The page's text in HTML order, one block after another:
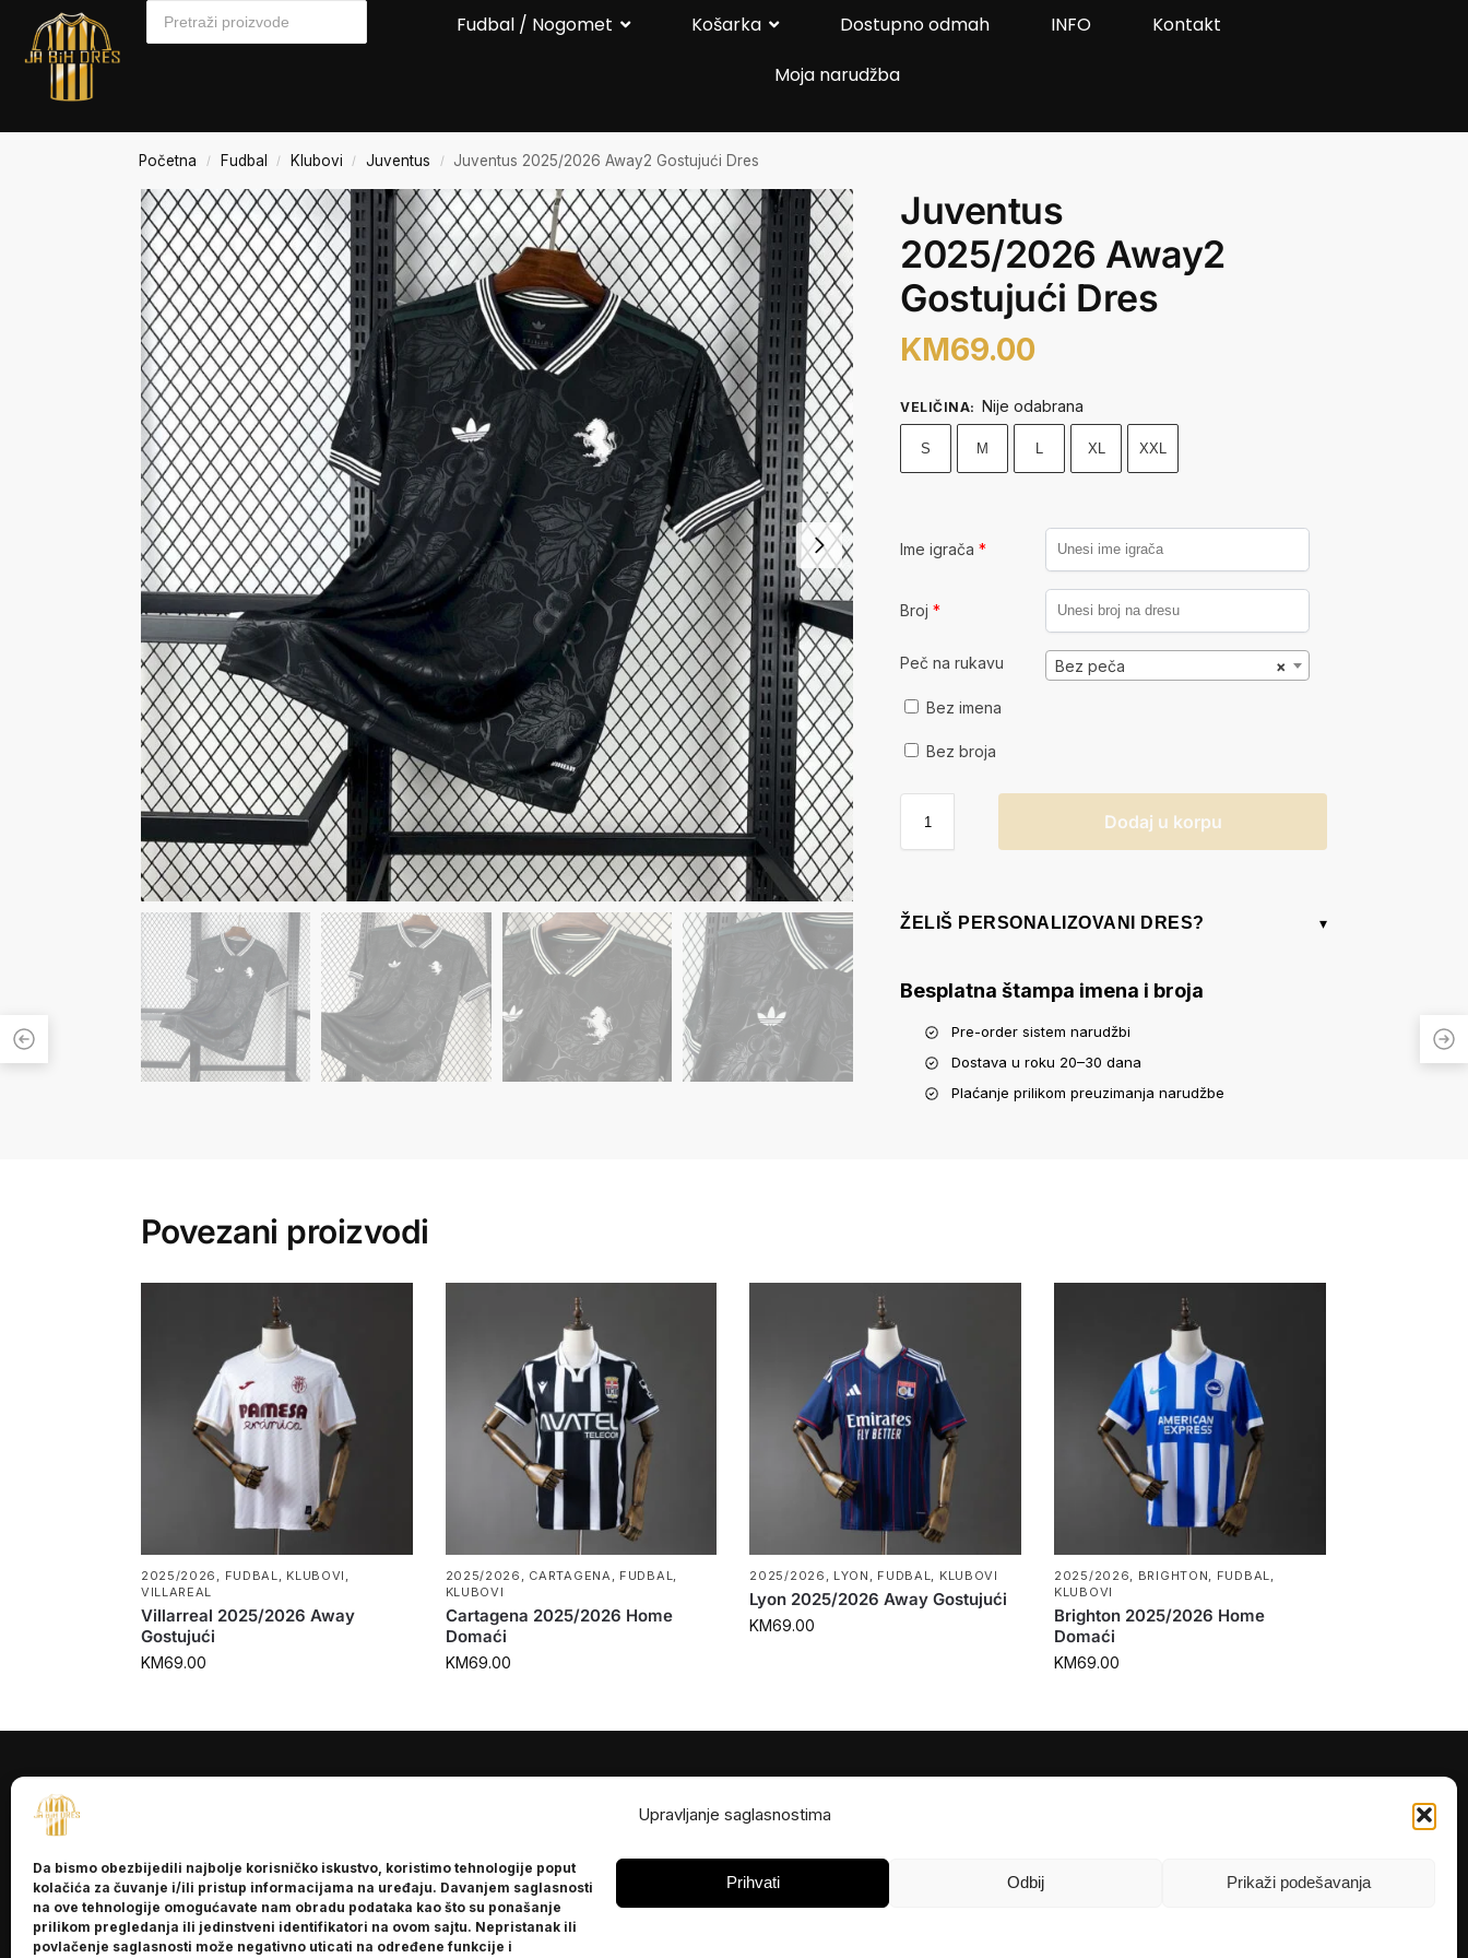
Upravljanje saglasnostima
Da bismo obezbijedili najbolje korisničko iskustvo, koristimo tehnologije poput
kolačića za čuvanje i/ili pristup informacijama na uređaju. Davanjem saglasnosti
na ove tehnologije omogućavate nam obradu podataka kao što su ponašanje
prilikom pregledanja ili jedinstveni identifikatori na ovom sajtu. Nepristanak ili
povlačenje saglasnosti može negativno uticati na određene funkcije i
Prihvati Odbij Prikaži podešavanja
Fudbal / Nogomet Košarka Dostupno odmah INFO
Kontakt
Moja narudžba
Početna / Fudbal / Klubovi / Juventus / Juventus 2025/2026 Away2 Gostujući Dres
Juventus
2025/2026 Away2
Gostujući Dres
KM69.00
VELIČINA: Nije odabrana
S M L XL XXL
Ime igrača*
Broj*
Peč na rukavu ×
Bez peča
Bez imena
Bez broja
Dodaj u korpu
ŽELIŠ PERSONALIZOVANI DRES? ▾
Besplatna štampa imena i broja
Pre-order sistem narudžbi
Dostava u roku 20–30 dana
Plaćanje prilikom preuzimanja narudžbe
Povezani proizvodi
2025/2026 FUDBAL KLUBOVI
VILLAREAL
Villarreal 2025/2026 Away
Gostujući
KM69.00
2025/2026 CARTAGENA FUDBAL
KLUBOVI
Cartagena 2025/2026 Home
Domaći
KM69.00
2025/2026 LYON FUDBAL KLUBOVI
Lyon 2025/2026 Away Gostujući
KM69.00
2025/2026 BRIGHTON FUDBAL
KLUBOVI
Brighton 2025/2026 Home
Domaći
KM69.00
Kontakt
POMOĆ
Politika privatnosti